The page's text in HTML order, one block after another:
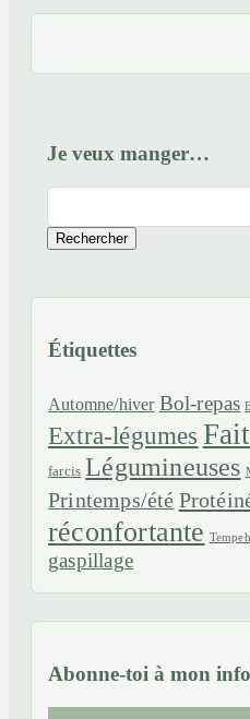
Je veux manger…
Rechercher
Étiquettes
Automne/hiver Bol-repas
Extra-légumes
farcis Légumineuses
Printemps/été
réconfortante Tempeh
gaspillage
Abonne-toi à mon